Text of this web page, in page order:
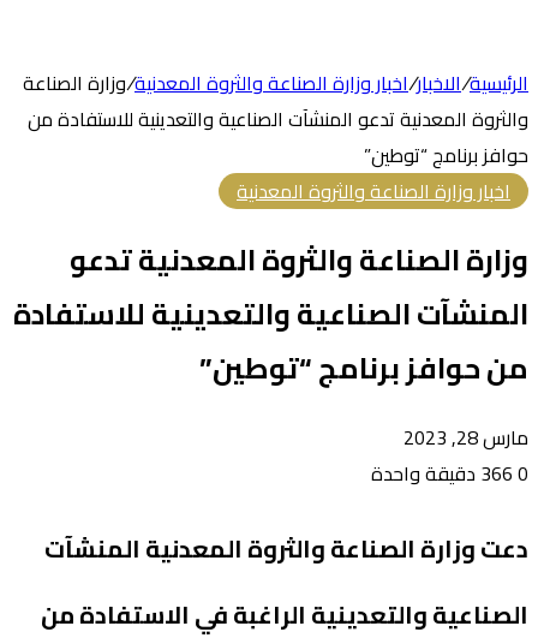
الرئيسية/الاخبار/اخبار وزارة الصناعة والثروة المعدنية/وزارة الصناعة
والثروة المعدنية تدعو المنشآت الصناعية والتعدينية للاستفادة من
حوافز برنامج “توطين”
اخبار وزارة الصناعة والثروة المعدنية
وزارة الصناعة والثروة المعدنية تدعو
المنشآت الصناعية والتعدينية للاستفادة
من حوافز برنامج “توطين”
مارس 28, 2023
0
دقيقة واحدة
دعت وزارة الصناعة والثروة المعدنية المنشآت
الصناعية والتعدينية الراغبة في الاستفادة من